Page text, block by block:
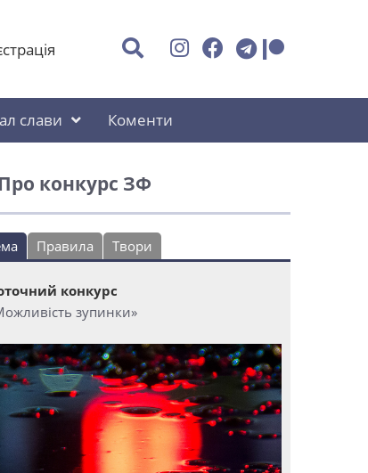
слави Коменти
конкурс ЗФ
Правила Твори
конкурс
зупинки»